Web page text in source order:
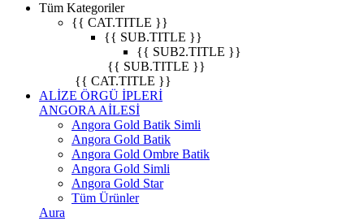
Tüm Kategoriler
{{ CAT.TITLE }}
{{ SUB.TITLE }}
{{ SUB2.TITLE }}
{{ SUB.TITLE }}
{{ CAT.TITLE }}
ALİZE ÖRGÜ İPLERİ
ANGORA AİLESİ
Angora Gold Batik Simli
Angora Gold Batik
Angora Gold Ombre Batik
Angora Gold Simli
Angora Gold Star
Tüm Ürünler
Aura